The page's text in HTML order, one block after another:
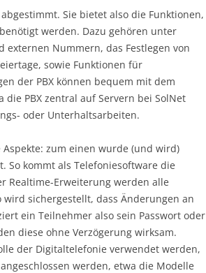
Sie bietet also die Funktionen,
werden. Dazu gehören unter
Nummern, das Festlegen von
sowie Funktionen für
der PBX können bequem mit dem
PBX zentral auf Servern bei SolNet
oder Unterhaltsarbeiten.
Aspekte: zum einen wurde (und wird)
So kommt als Telefoniesoftware die
Realtime-Erweiterung werden alle
sichergestellt, dass Änderungen an
ein Teilnehmer also sein Passwort oder
diese ohne Verzögerung wirksam.
der Digitaltelefonie verwendet werden,
werden, etwa die Modelle